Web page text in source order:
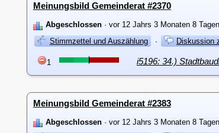
Meinungsbild Gemeinderat #2370
Abgeschlossen· vor 12 Jahrs 3 Monaten 8
Stimmzettel und Auszählung
· Diskussion
1 i5196: 34.)
Meinungsbild Gemeinderat #2383
Abgeschlossen· vor 12 Jahrs 3 Monaten 8